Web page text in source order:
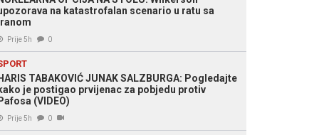
na katastrofalan scenario u ratu sa
Prije 5h 0
TABAKOVIĆ JUNAK SALZBURGA: Pogledajte
je postigao prvijenac za pobjedu protiv
(VIDEO)
Prije 5h 0